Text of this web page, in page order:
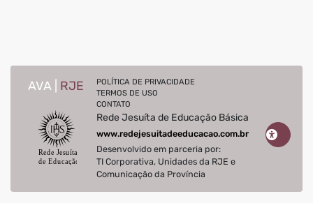
AVA | RJE
POLÍTICA DE PRIVACIDADE
TERMOS DE USO
CONTATO
Rede Jesuíta de Educação Básica
www.redejesuitadeeducacao.com.br
Desenvolvido em parceria por:
TI Corporativa, Unidades da RJE e
Comunicação da Província